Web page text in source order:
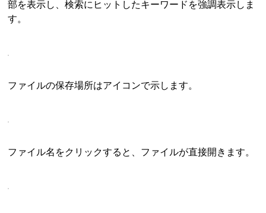
部を表示し、検索にヒットしたキーワードを強調表示しま
す。
ファイルの保存場所はアイコンで示します。
ファイル名をクリックすると、ファイルが直接開きます。